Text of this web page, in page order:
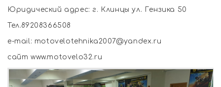
Юридический адрес: г. Клинцы ул. Гензика 50
Тел.89208366508
e-mail: motovelotehnika2007@yandex.ru
сайт www.motovelo32.ru